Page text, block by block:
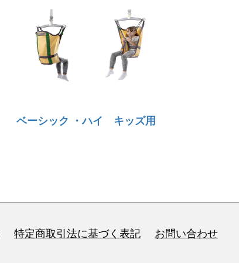
ベーシック ・ハイ キッズ用
特定商取引法に基づく表記 お問い合わせ